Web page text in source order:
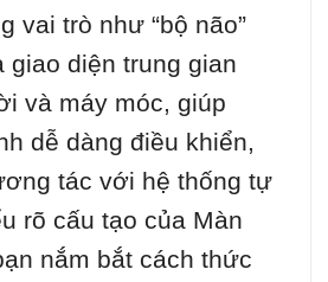
vai trò như “bộ não”
giao diện trung gian
và máy móc, giúp
dễ dàng điều khiển,
tác với hệ thống tự
rõ cấu tạo của Màn
nắm bắt cách thức